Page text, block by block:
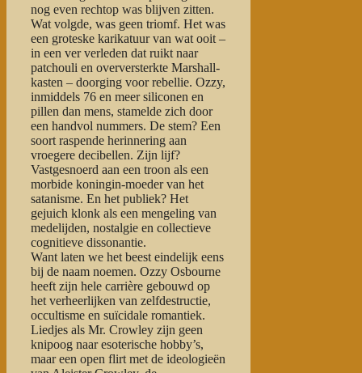
nog even rechtop was blijven zitten.
Wat volgde, was geen triomf. Het was
een groteske karikatuur van wat ooit –
in een ver verleden dat ruikt naar
patchouli en overversterkte Marshall-
kasten – doorging voor rebellie. Ozzy,
inmiddels 76 en meer siliconen en
pillen dan mens, stamelde zich door
een handvol nummers. De stem? Een
soort raspende herinnering aan
vroegere decibellen. Zijn lijf?
Vastgesnoerd aan een troon als een
morbide koningin-moeder van het
satanisme. En het publiek? Het
gejuich klonk als een mengeling van
medelijden, nostalgie en collectieve
cognitieve dissonantie.
Want laten we het beest eindelijk eens
bij de naam noemen. Ozzy Osbourne
heeft zijn hele carrière gebouwd op
het verheerlijken van zelfdestructie,
occultisme en suïcidale romantiek.
Liedjes als Mr. Crowley zijn geen
knipoog naar esoterische hobby’s,
maar een open flirt met de ideologieën